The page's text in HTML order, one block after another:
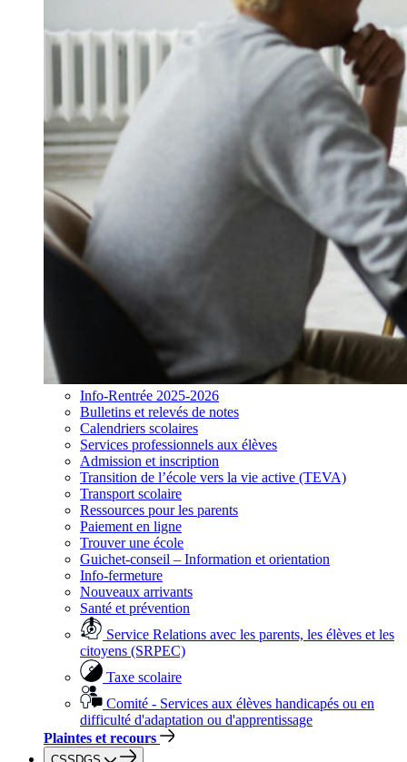
Info-Rentrée 2025-2026
Bulletins et relevés de notes
Calendriers scolaires
Services professionnels aux élèves
Admission et inscription
Transition de l’école vers la vie active (TEVA)
Transport scolaire
Ressources pour les parents
Paiement en ligne
Trouver une école
Guichet-conseil – Information et orientation
Info-fermeture
Nouveaux arrivants
Santé et prévention
Service Relations avec les parents, les élèves et les
citoyens (SRPEC)
Taxe scolaire
Comité - Services aux élèves handicapés ou en
difficulté d'adaptation ou d'apprentissage
Plaintes et recours